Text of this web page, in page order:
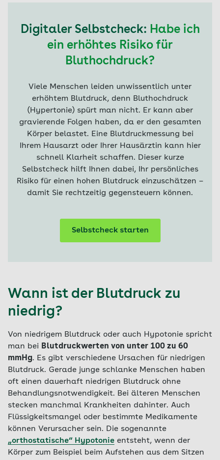
Digitaler Selbstcheck: Habe ich
ein erhöhtes Risiko für
Bluthochdruck?
Viele Menschen leiden unwissentlich unter
erhöhtem Blutdruck, denn Bluthochdruck
(Hypertonie) spürt man nicht. Er kann aber
gravierende Folgen haben, da er den gesamten
Körper belastet. Eine Blutdruckmessung bei
Ihrem Hausarzt oder Ihrer Hausärztin kann hier
schnell Klarheit schaffen. Dieser kurze
Selbstcheck hilft Ihnen dabei, Ihr persönliches
Risiko für einen hohen Blutdruck einzuschätzen –
damit Sie rechtzeitig gegensteuern können.
Selbstcheck starten
Wann ist der Blutdruck zu
niedrig?
Von niedrigem Blutdruck oder auch Hypotonie spricht
man bei Blutdruckwerten von unter 100 zu 60
mmHg. Es gibt verschiedene Ursachen für niedrigen
Blutdruck. Gerade junge schlanke Menschen haben
oft einen dauerhaft niedrigen Blutdruck ohne
Behandlungsnotwendigkeit. Bei älteren Menschen
stecken manchmal Krankheiten dahinter. Auch
Flüssigkeitsmangel oder bestimmte Medikamente
können Verursacher sein. Die sogenannte
„orthostatische“ Hypotonie entsteht, wenn der
Körper zum Beispiel beim Aufstehen aus dem Sitzen